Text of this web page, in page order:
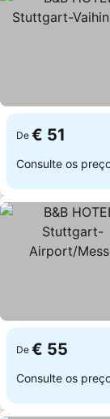
De € 51
Consulte os
De € 55
Consulte os